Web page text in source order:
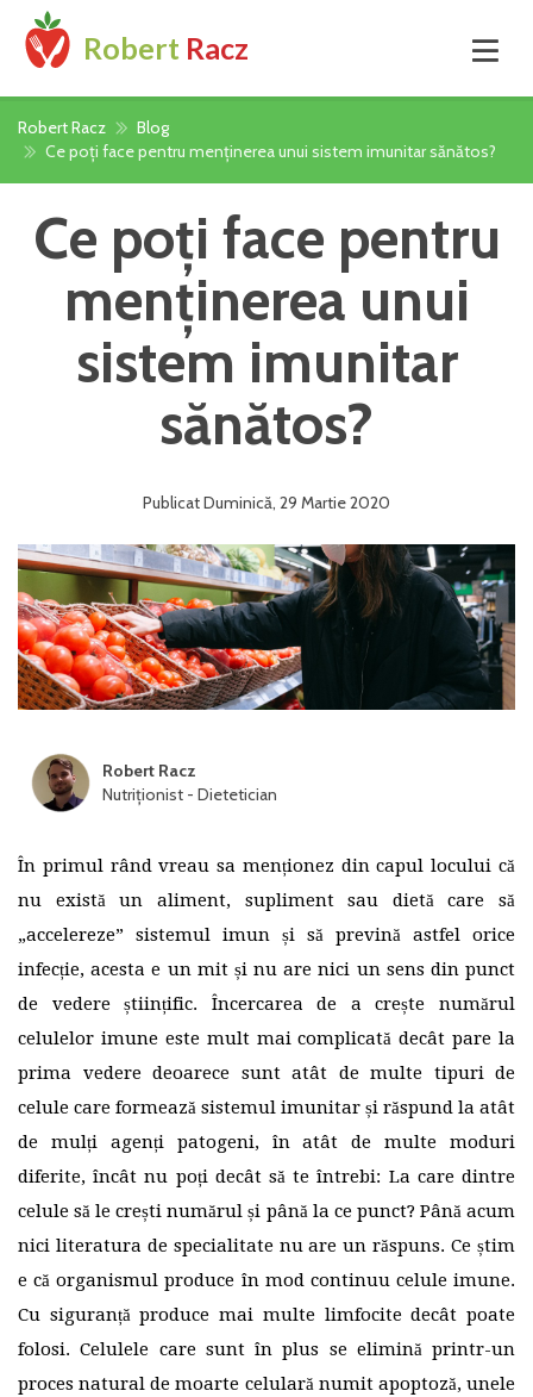
Robert Racz
Robert Racz
Blog
Ce poți face pentru menținerea unui sistem imunitar sănătos?
Ce poți face pentru
menținerea unui
sistem imunitar
sănătos?
PublicatDuminică, 29 Martie2020
Robert Racz
Nutriționist - Dietetician
În primul rând vreau sa menționez din capul locului că
nu există un aliment, supliment sau dietă care să
„accelereze” sistemul imun și să prevină astfel orice
infecție, acesta e un mit și nu are nici un sens din punct
de vedere științific. Încercarea de a crește numărul
celulelor imune este mult mai complicată decât pare la
prima vedere deoarece sunt atât de multe tipuri de
celule care formează sistemul imunitar și răspund la atât
de mulți agenți patogeni, în atât de multe moduri
diferite, încât nu poți decât să te întrebi: La care dintre
celule să le crești numărul și până la ce punct? Până acum
nici literatura de specialitate nu are un răspuns. Ce știm
e că organismul produce în mod continuu celule imune.
Cu siguranță produce mai multe limfocite decât poate
folosi. Celulele care sunt în plus se elimină printr-un
proces natural de moarte celulară numit apoptoză, unele